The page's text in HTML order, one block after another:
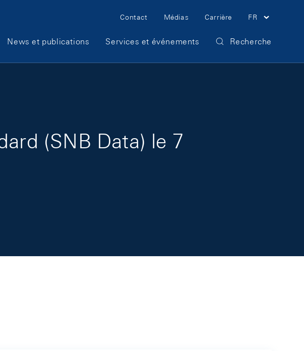
Meta Navigation
Contact Médias Carrière FR
News et publications Services et événements Recherche
(SNB Data) le 7